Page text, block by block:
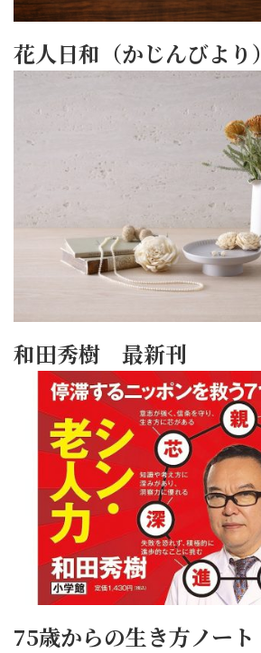
花人日和（かじんびより）
和田秀樹 最新刊
75歳からの生き方ノート